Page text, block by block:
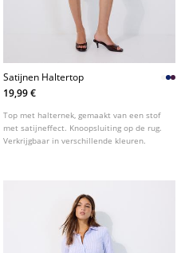
Satijnen Haltertop
19,99 €
Top met halternek, gemaakt van een stof
met satijneffect. Knoopsluiting op de rug.
Verkrijgbaar in verschillende kleuren.